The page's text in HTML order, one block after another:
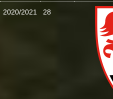
2020/2021 28